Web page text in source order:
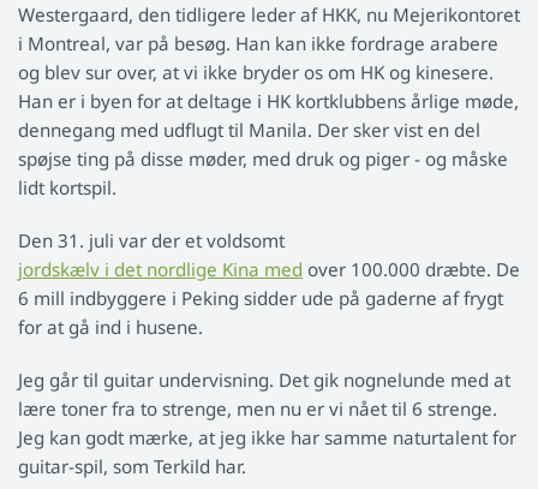
Westergaard, den tidligere leder af HKK, nu Mejerikontoret
i Montreal, var på besøg. Han kan ikke fordrage arabere
og blev sur over, at vi ikke bryder os om HK og kinesere.
Han er i byen for at deltage i HK kortklubbens årlige møde,
dennegang med udflugt til Manila. Der sker vist en del
spøjse ting på disse møder, med druk og piger - og måske
lidt kortspil.
Den 31. juli var der et voldsomt
jordskælv i det nordlige Kina med over 100.000 dræbte. De
6 mill indbyggere i Peking sidder ude på gaderne af frygt
for at gå ind i husene.
Jeg går til guitar undervisning. Det gik nognelunde med at
lære toner fra to strenge, men nu er vi nået til 6 strenge.
Jeg kan godt mærke, at jeg ikke har samme naturtalent for
guitar-spil, som Terkild har.